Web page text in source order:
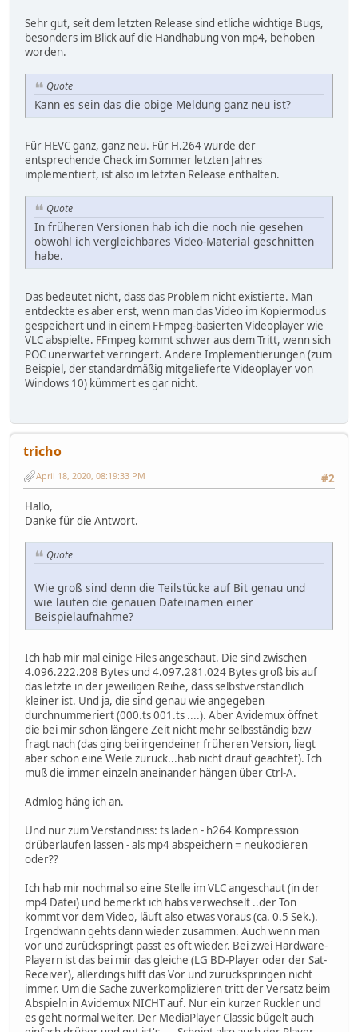
Sehr gut, seit dem letzten Release sind etliche wichtige Bugs,
besonders im Blick auf die Handhabung von mp4, behoben
worden.
Quote
Kann es sein das die obige Meldung ganz neu ist?
Für HEVC ganz, ganz neu. Für H.264 wurde der
entsprechende Check im Sommer letzten Jahres
implementiert, ist also im letzten Release enthalten.
Quote
In früheren Versionen hab ich die noch nie gesehen
obwohl ich vergleichbares Video-Material geschnitten
habe.
Das bedeutet nicht, dass das Problem nicht existierte. Man
entdeckte es aber erst, wenn man das Video im Kopiermodus
gespeichert und in einem FFmpeg-basierten Videoplayer wie
VLC abspielte. FFmpeg kommt schwer aus dem Tritt, wenn sich
POC unerwartet verringert. Andere Implementierungen (zum
Beispiel, der standardmäßig mitgelieferte Videoplayer von
Windows 10) kümmert es gar nicht.
tricho
#2
April 18, 2020, 08:19:33 PM
Hallo,
Danke für die Antwort.
Quote
Wie groß sind denn die Teilstücke auf Bit genau und
wie lauten die genauen Dateinamen einer
Beispielaufnahme?
Ich hab mir mal einige Files angeschaut. Die sind zwischen
4.096.222.208 Bytes und 4.097.281.024 Bytes groß bis auf
das letzte in der jeweiligen Reihe, dass selbstverständlich
kleiner ist. Und ja, die sind genau wie angegeben
durchnummeriert (000.ts 001.ts ....). Aber Avidemux öffnet
die bei mir schon längere Zeit nicht mehr selbsständig bzw
fragt nach (das ging bei irgendeiner früheren Version, liegt
aber schon eine Weile zurück...hab nicht drauf geachtet). Ich
muß die immer einzeln aneinander hängen über Ctrl-A.
Admlog häng ich an.
Und nur zum Verständniss: ts laden - h264 Kompression
drüberlaufen lassen - als mp4 abspeichern = neukodieren
oder??
Ich hab mir nochmal so eine Stelle im VLC angeschaut (in der
mp4 Datei) und bemerkt ich habs verwechselt ..der Ton
kommt vor dem Video, läuft also etwas voraus (ca. 0.5 Sek.).
Irgendwann gehts dann wieder zusammen. Auch wenn man
vor und zurückspringt passt es oft wieder. Bei zwei Hardware-
Playern ist das bei mir das gleiche (LG BD-Player oder der Sat-
Receiver), allerdings hilft das Vor und zurückspringen nicht
immer. Um die Sache zuverkomplizieren tritt der Versatz beim
Abspieln in Avidemux NICHT auf. Nur ein kurzer Ruckler und
es geht normal weiter. Der MediaPlayer Classic bügelt auch